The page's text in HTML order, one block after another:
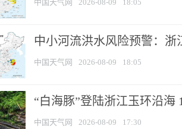
中国天气网 2026-08-09 18:05
中小河流洪水风险预警：
中国天气网 2026-08-09 18:05
“白海豚”登陆浙江玉环沿海
中国天气网 2026-08-09 17:30